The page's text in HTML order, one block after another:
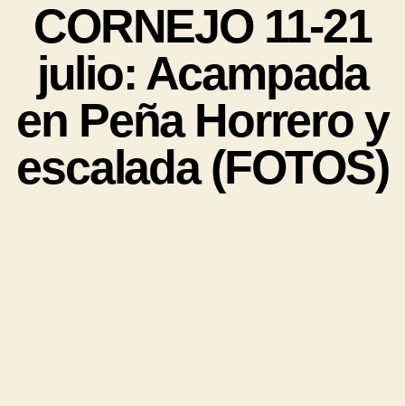
CORNEJO 11-21
julio: Acampada
en Peña Horrero y
escalada (FOTOS)